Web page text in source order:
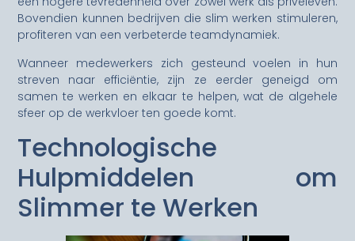
Bovendien kunnen bedrijven die slim werken stimuleren,
profiteren van een verbeterde teamdynamiek.
Wanneer medewerkers zich gesteund voelen in hun
streven naar efficiëntie, zijn ze eerder geneigd om
samen te werken en elkaar te helpen, wat de algehele
sfeer op de werkvloer ten goede komt.
Technologische
Hulpmiddelen om
Slimmer te Werken